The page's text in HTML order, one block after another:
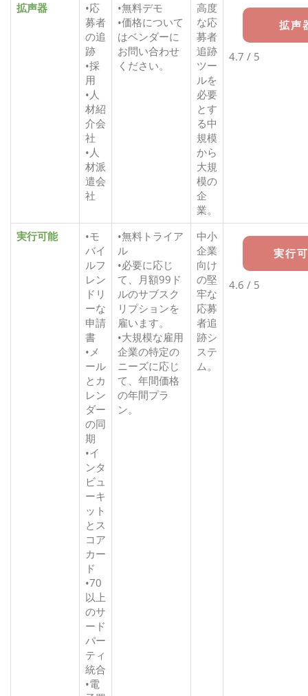
拡声器
•応
募者
の追
跡
•採
用
•人
材紹
介会
社
•人
材派
遣会
社
•無料デモ
•価格について
はベンダーに
お問い合わせ
ください。
高度
な応
募者
追跡
ツー
ルを
必要
とす
る中
規模
から
大規
模の
企
業。
拡声
4.7 / 5
実行可能
•モ
バイ
ルフ
レン
ドリ
ーな
申請
書
•メ
ール
とカ
レン
ダー
の同
期
•イ
ンタ
ビュ
ーキ
ット
とス
コア
カー
ド
•70
以上
のサ
ード
パー
ティ
統合
•電
•無料トライア
ル
•必要に応じ
て、月額99ド
ルのサブスク
リプションを
雇います。
•大規模な雇用
企業の特定の
ニーズに応じ
て、年間価格
の年間プラ
ン。
中小
企業
向け
の堅
牢な
応募
者追
跡シ
ステ
ム。
実行
4.6 / 5